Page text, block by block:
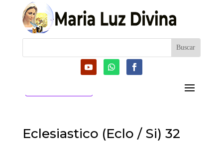
Eclesiastico (Eclo / Si) 32